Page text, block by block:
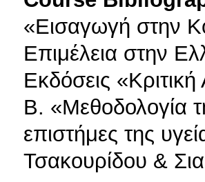
«Εισαγωγή στην
Επιμέλεια στην
Εκδόσεις
Β. «Μεθοδολογία
επιστήμες της
Τσακουρίδου &